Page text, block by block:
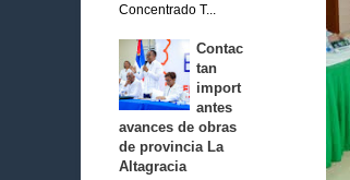
Concentrado T...
Contac
tan
import
antes
avances de obras
de provincia La
Altagracia